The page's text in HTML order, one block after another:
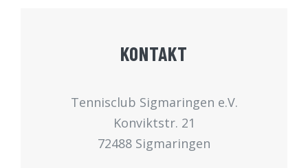
KONTAKT
Tennisclub Sigmaringen e.V.
Konviktstr. 21
72488 Sigmaringen